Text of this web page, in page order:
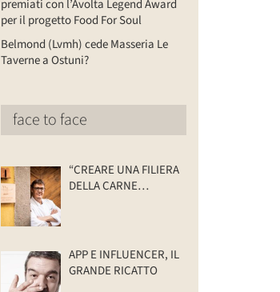
premiati con l’Avolta Legend Award
per il progetto Food For Soul
Belmond (Lvmh) cede Masseria Le
Taverne a Ostuni?
face to face
“CREARE UNA FILIERA
DELLA CARNE
APP E INFLUENCER, IL
GRANDE RICATTO